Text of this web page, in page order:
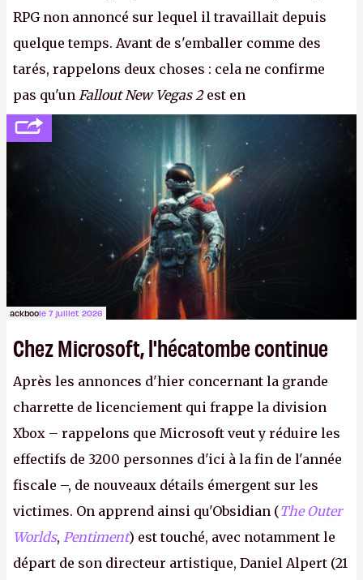
RPG non annoncé sur lequel il travaillait depuis
quelque temps. Avant de s'emballer comme des
tarés, rappelons deux choses : cela ne confirme
pas qu'un Fallout New Vegas 2est en
développement (pour ce que l'on sait, ils bossent
peut-être sur
Fallout Football ou
Fallout vs. Les
Lapins Crétins) et l'Obsidian d'aujourd'hui n'est plus
le même studio qu'il y a 15 ans. Mais bon, OK, on
peut commencer à fantasmer.A.
ackboole 7 juillet 2026
Chez Microsoft, l'hécatombe continue
Après les annonces d'hier concernant la grande
charrette de licenciement qui frappe la division
Xbox – rappelons que Microsoft veut y réduire les
effectifs de 3200 personnes d'ici à la fin de l'année
fiscale –, de nouveaux détails émergent sur les
victimes. On apprend ainsi qu'Obsidian (The Outer
Worlds, Pentiment) est touché, avec notamment le
départ de son directeur artistique, Daniel Alpert (21